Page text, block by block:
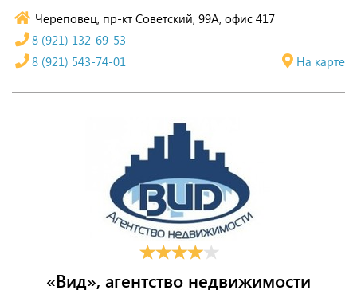
Череповец, пр-кт Советский, 99А, офис 417
На карте
8 (921) 132-69-53
8 (921) 543-74-01
«Вид», агентство недвижимости